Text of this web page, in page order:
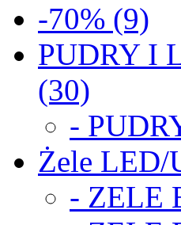
-70% (9)
PUDRY I
(30)
-
Żele LED/
- ZELE